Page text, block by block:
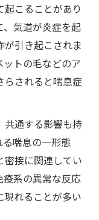
こることがあり
、気道が炎症を起
が引き起こされま
トの毛などのア
らされると喘息症
共通する影響も持
喘息の一形態
密接に関連してい
疫系の異常な反応
現れることが多い